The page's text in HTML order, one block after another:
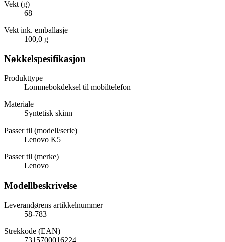
Vekt (g)
68
Vekt ink. emballasje
100,0 g
Nøkkelspesifikasjon
Produkttype
Lommebokdeksel til mobiltelefon
Materiale
Syntetisk skinn
Passer til (modell/serie)
Lenovo K5
Passer til (merke)
Lenovo
Modellbeskrivelse
Leverandørens artikkelnummer
58-783
Strekkode (EAN)
7315700016224